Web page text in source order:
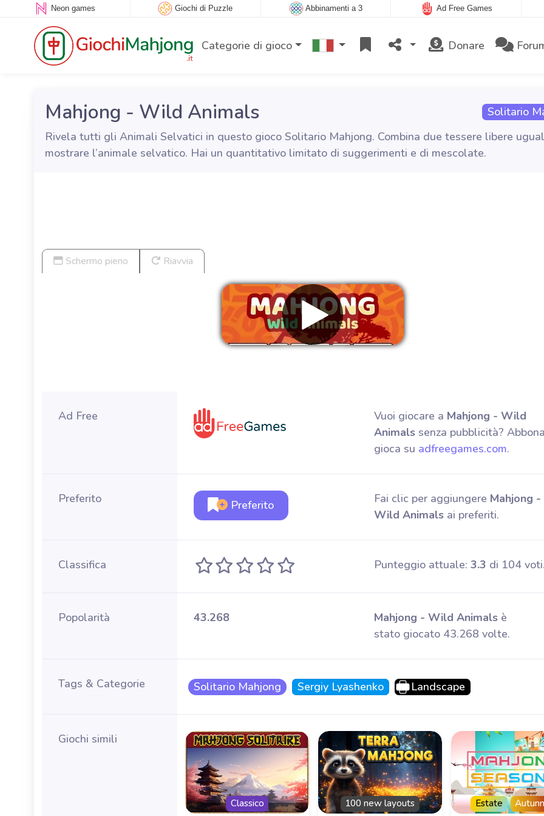
Neon games Giochi di Puzzle Abbinamenti a 3 Ad Free Games
Categorie di gioco Donare
Solitario
Mahjong - Wild Animals
Rivela tutti gli Animali Selvatici in questo gioco Solitario Mahjong. Combina due tessere libere
mostrare l’animale selvatico. Hai un quantitativo limitato di suggerimenti e di mescolate.
Schermo pieno Riavvia
Ad Free Vuoi giocare a Mahjong - Wild
Animalssenza pubblicità?
gioca su adfreegames.com.
Preferito Preferito Fai clic per aggiungere Mahjong -
Wild Animalsai preferiti.
Classifica Punteggio attuale: 3.3 di 104
Popolarità 43.268 Mahjong - Wild Animalsè
stato giocato 43.268 volte.
Tags & Categorie Solitario Mahjong Sergiy Lyashenko Landscape
Giochi simili
Classico 100 new layouts Estate